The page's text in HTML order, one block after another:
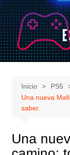
Saltar
al
contenido
Inicio
PS5
Una nueva
saber.
Una